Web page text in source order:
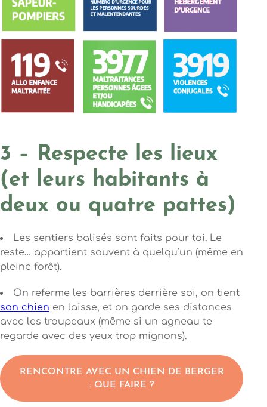
3 – Respecte les lieux
(et leurs habitants à
deux ou quatre pattes)
Les sentiers balisés sont faits pour toi. Le
reste… appartient souvent à quelqu’un (même en
pleine forêt).
On referme les barrières derrière soi, on tient
son chien en laisse, et on garde ses distances
avec les troupeaux (même si un agneau te
regarde avec des yeux trop mignons).
RENCONTRE AVEC UN CHIEN DE BERGER
: QUE FAIRE ?